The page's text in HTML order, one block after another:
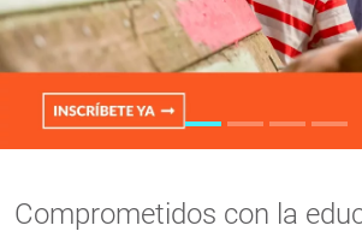
Comprometidos con la